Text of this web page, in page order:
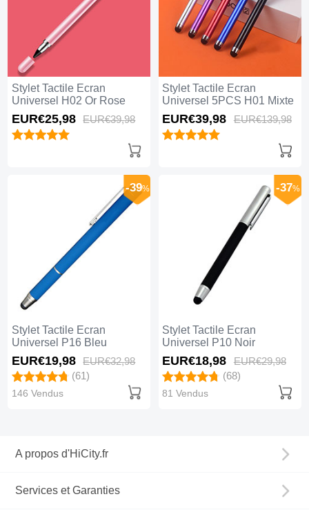
Stylet Tactile Ecran
Universel H02 Or Rose
EUR€25,98 EUR€39,98
Stylet Tactile Ecran
Universel 5PCS H01 Mixte
EUR€39,98 EUR€139,98
Stylet Tactile Ecran
Universel P16 Bleu
-39%
EUR€19,98 EUR€32,98
(61)
146 Vendus
Stylet Tactile Ecran
Universel P10 Noir
-37%
EUR€18,98 EUR€29,98
(68)
81 Vendus
A propos d'HiCity.fr
Services et Garanties